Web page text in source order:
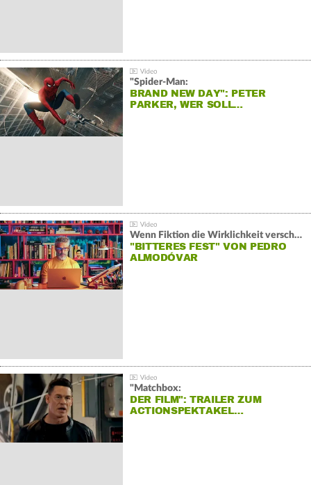
"Spider-Man:
BRAND NEW DAY": PETER
PARKER, WER SOLL…
Wenn Fiktion die Wirklichkeit verschiebt:
"BITTERES FEST" VON PEDRO
ALMODÓVAR
"Matchbox:
DER FILM": TRAILER ZUM
ACTIONSPEKTAKEL…